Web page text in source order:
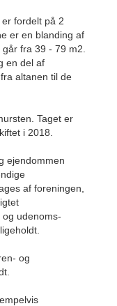
fordelt på 2
er en blanding af
fra 39 - 79 m2.
en del af
altanen til de
Taget er
i 2018.
ejendommen
af foreningen,
udenoms-
og